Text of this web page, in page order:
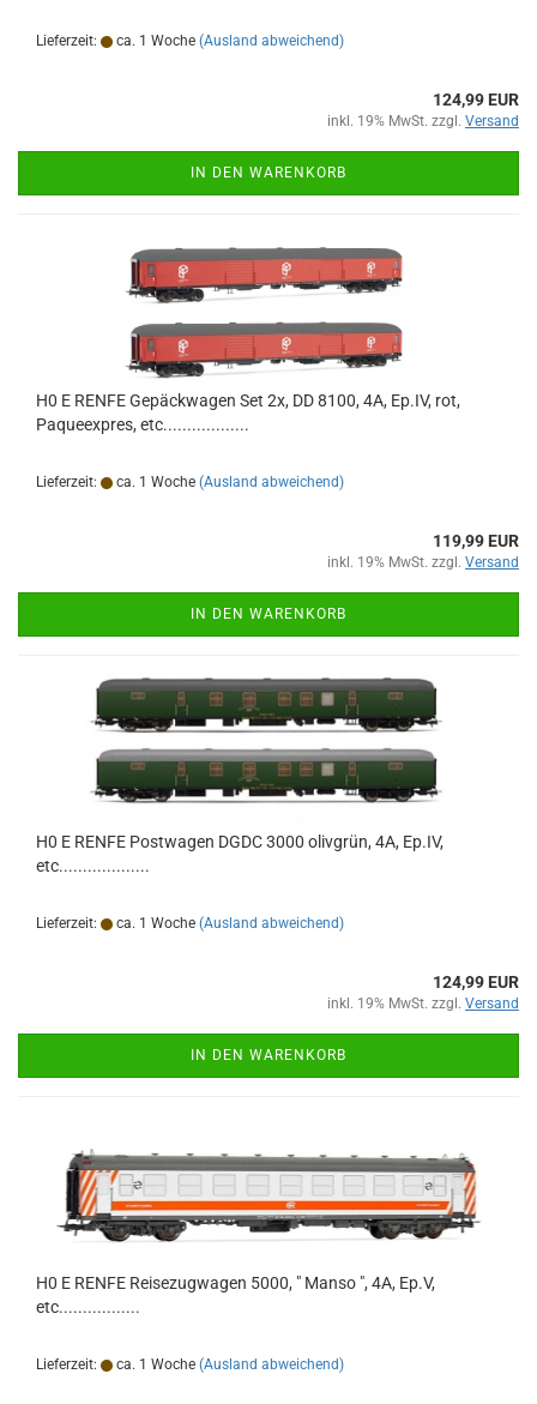
Lieferzeit: ca. 1 Woche (Ausland abweichend)
124,99 EUR
inkl. 19% MwSt. zzgl. Versand
IN DEN WARENKORB
H0 E RENFE Gepäckwagen Set 2x, DD 8100, 4A, Ep.IV, rot,
Paqueexpres, etc..................
Lieferzeit: ca. 1 Woche (Ausland abweichend)
119,99 EUR
inkl. 19% MwSt. zzgl. Versand
IN DEN WARENKORB
H0 E RENFE Postwagen DGDC 3000 olivgrün, 4A, Ep.IV,
etc...................
Lieferzeit: ca. 1 Woche (Ausland abweichend)
124,99 EUR
inkl. 19% MwSt. zzgl. Versand
IN DEN WARENKORB
H0 E RENFE Reisezugwagen 5000, " Manso ", 4A, Ep.V,
etc.................
Lieferzeit: ca. 1 Woche (Ausland abweichend)